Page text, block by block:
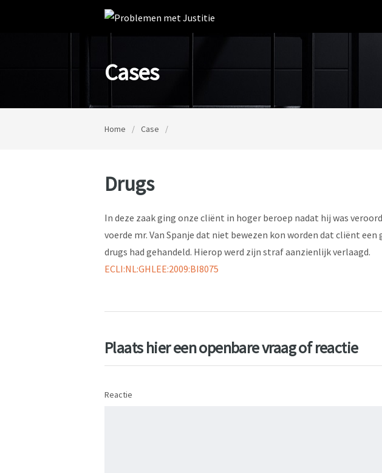
Cases
Home / Case /
Drugs
In deze zaak ging onze cliënt in hoger beroep nadat hij was
voerde mr. Van Spanje dat niet bewezen kon worden dat cliënt
drugs had gehandeld. Hierop werd zijn straf aanzienlijk verlaagd.
ECLI:NL:GHLEE:2009:BI8075
Plaats hier een openbare vraag of reactie
Reactie